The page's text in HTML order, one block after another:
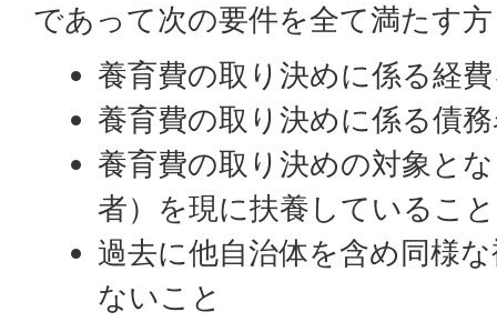
であって次の要件を全て満たす方
養育費の取り決めに係る経
養育費の取り決めに係る債
養育費の取り決めの対象と
者）を現に扶養していること
過去に他自治体を含め同様
ないこと